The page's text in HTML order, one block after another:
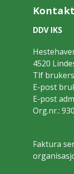
DDV IKS
4520
Tlf
E-post
E-post
Org.nr.:
Faktura